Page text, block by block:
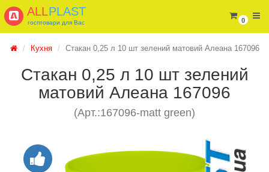
0
ALLPLAST
госптовари для Вас
Кухня Стакан 0,25 л 10 шт зелений матовий Алеана 167096
Стакан 0,25 л 10 шт зелений
матовий Алеана 167096
(Арт.:167096-matt green)